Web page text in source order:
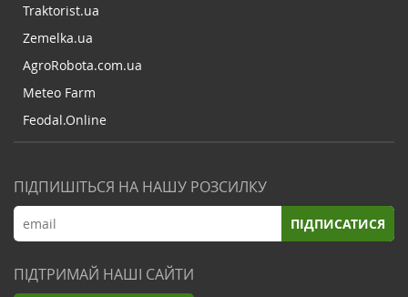
Traktorist.ua
Zemelka.ua
AgroRobota.com.ua
Meteo Farm
Feodal.Online
ПІДПИШІТЬСЯ НА НАШУ РОЗСИЛКУ
ПІДПИСАТИСЯ
ПІДТРИМАЙ НАШІ САЙТИ